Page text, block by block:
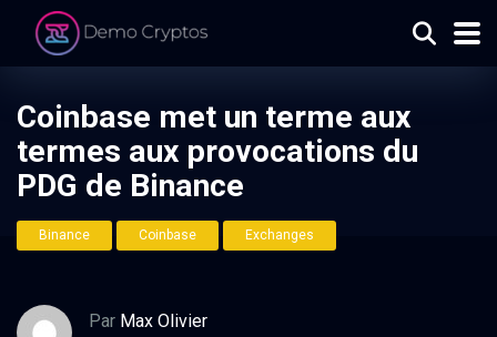
Coinbase met un terme aux
termes aux provocations du
PDG de Binance
Binance Coinbase Exchanges
Par Max Olivier